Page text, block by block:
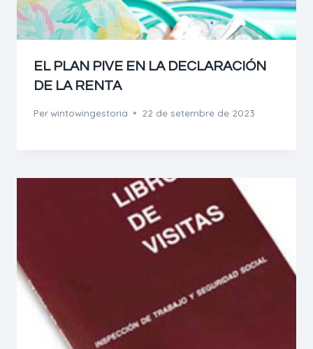
EL PLAN PIVE EN LA DECLARACIÓN
DE LA RENTA
Perwintowingestoria 22 de setembre de 2023